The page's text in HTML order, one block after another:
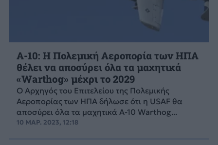
A-10: Η Πολεμική Αεροπορία των ΗΠΑ
θέλει να αποσύρει όλα τα μαχητικά
«Warthog» μέχρι το 2029
Ο Αρχηγός του Επιτελείου της Πολεμικής
Αεροπορίας των ΗΠΑ δήλωσε ότι η USAF θα
αποσύρει όλα τα μαχητικά A-10 Warthog...
10 ΜΑΡ. 2023, 12:18